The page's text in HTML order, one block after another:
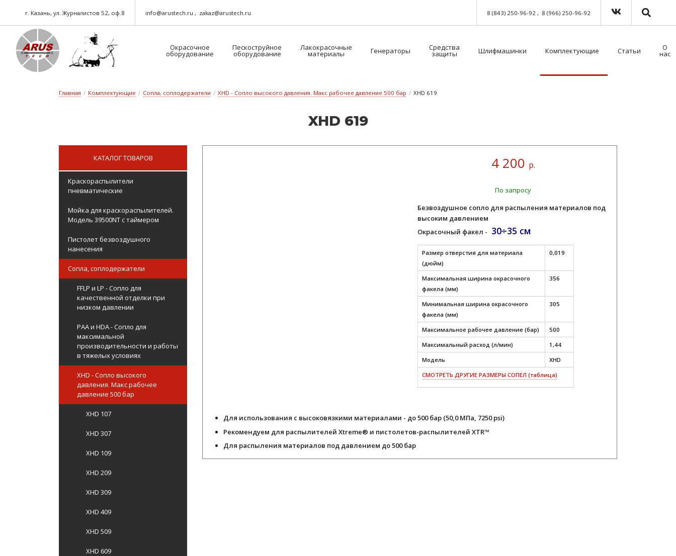
г. Казань, ул. Журналистов 52, оф.8 info@arustech.ru zakaz@arustech.ru 8 (843) 250-96-92 8 (966) 250-96-92
Окрасочное
оборудование
Пескоструйное
оборудование
Лакокрасочные
материалы Генераторы Средства
защиты Шлифмашинки Комплектующие Статьи О
нас
Главная / Комплектующие / Сопла, соплодержатели / XHD - Сопло высокого давления. Макс рабочее давление 500 бар / XHD 619
XHD 619
КАТАЛОГ ТОВАРОВ
Краскораспылители
пневматические
Мойка для краскораспылителей.
Модель 39500NT с таймером
Пистолет безвоздушного
нанесения
Сопла, соплодержатели
FFLP и LP - Сопло для
качественной отделки при
низком давлении
PAA и HDA - Сопло для
максимальной
производительности и работы
в тяжелых условиях
XHD - Сопло высокого
давления. Макс рабочее
давление 500 бар
XHD 107
XHD 307
XHD 109
XHD 209
XHD 309
XHD 409
XHD 509
XHD 609
4 200 р.
По запросу
Безвоздушное сопло для распыления материалов под
высоким давлением
Окрасочный факел - 30÷35 см
Размер отверстия для материала
(дюйм)
0,019
Максимальная ширина окрасочного
факела (мм)
356
Минимальная ширина окрасочного
факела (мм)
305
Максимальное рабочее давление (бар)
500
Максимальный расход (л/мин)
1,44
Модель
XHD
СМОТРЕТЬ ДРУГИЕ РАЗМЕРЫ СОПЕЛ (таблица)
Для использования с высоковязкими материалами - до 500 бар (50,0 МПа, 7250 psi)
Рекомендуем для распылителей Xtreme® и пистолетов-распылителей XTR™
Для распыления материалов под давлением до 500 бар